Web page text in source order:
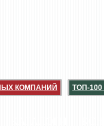
КОМПАНИЙ ТОП-